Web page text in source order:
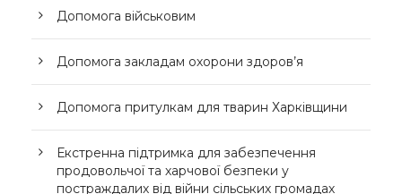
Допомога військовим
Допомога закладам охорони здоров’я
Допомога притулкам для тварин Харківщини
Екстренна підтримка для забезпечення
продовольчої та харчової безпеки у
постраждалих від війни сільських громадах